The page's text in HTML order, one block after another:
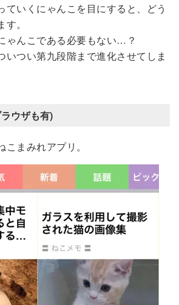
ていくにゃんこを目にすると、どう
。
ゃんこである必要もない…？
いつい第九段階まで進化させてしま
ウザも有)
まみれアプリ。